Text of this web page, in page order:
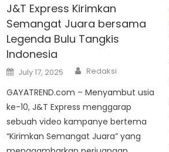
J&T Express Kirimkan
Semangat Juara bersama
Legenda Bulu Tangkis
Indonesia
Posted
on
July 17, 2025 Author
Redaksi
GAYATREND.com – Menyambut usia
ke-10, J&T Express menggarap
sebuah video kampanye bertema
“Kirimkan Semangat Juara” yang